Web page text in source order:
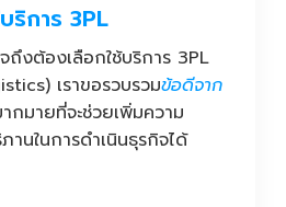
ริการ 3PL
จถึงต้องเลือกใช้บริการ 3PL
เราขอรวบรวมข้อดีจาก
กมายที่จะช่วยเพิ่มความ
านในการดำเนินธุรกิจได้